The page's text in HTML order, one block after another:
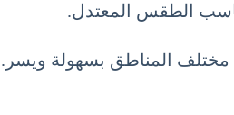
الطقس المعتدل.
مختلف المناطق بسهولة ويسر.